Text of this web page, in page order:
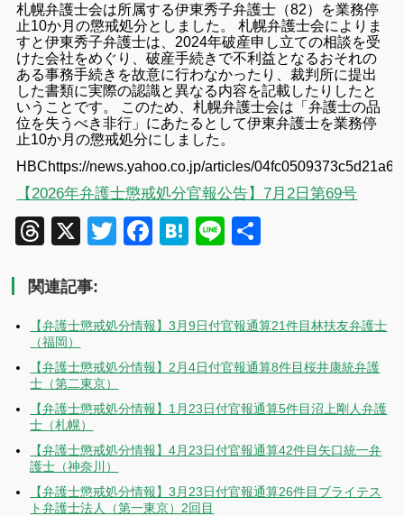
札幌弁護士会は所属する伊東秀子弁護士（82）を業務停
止10か月の懲戒処分としました。 札幌弁護士会によりま
すと伊東秀子弁護士は、2024年破産申し立ての相談を受
けた会社をめぐり、破産手続きで不利益となるおそれの
ある事務手続きを故意に行わなかったり、裁判所に提出
した書類に実際の認識と異なる内容を記載したりしたと
いうことです。 このため、札幌弁護士会は「弁護士の品
位を失うべき非行」にあたるとして伊東弁護士を業務停
止10か月の懲戒処分にしました。
HBChttps://news.yahoo.co.jp/articles/
【2026年弁護士懲戒処分官報公告】7月2日第69号
Threads
X TwitterFacebook
Hatena
Line
関連記事:
【弁護士懲戒処分情報】3月9日付官報通算21件目林扶友弁護士
（福岡）
【弁護士懲戒処分情報】2月4日付官報通算8件目桜井康統弁護
士（第二東京）
【弁護士懲戒処分情報】1月23日付官報通算5件目沼上剛人弁護
士（札幌）
【弁護士懲戒処分情報】4月23日付官報通算42件目矢口統一弁
護士（神奈川）
【弁護士懲戒処分情報】3月23日付官報通算26件目ブライテス
ト弁護士法人（第一東京）2回目